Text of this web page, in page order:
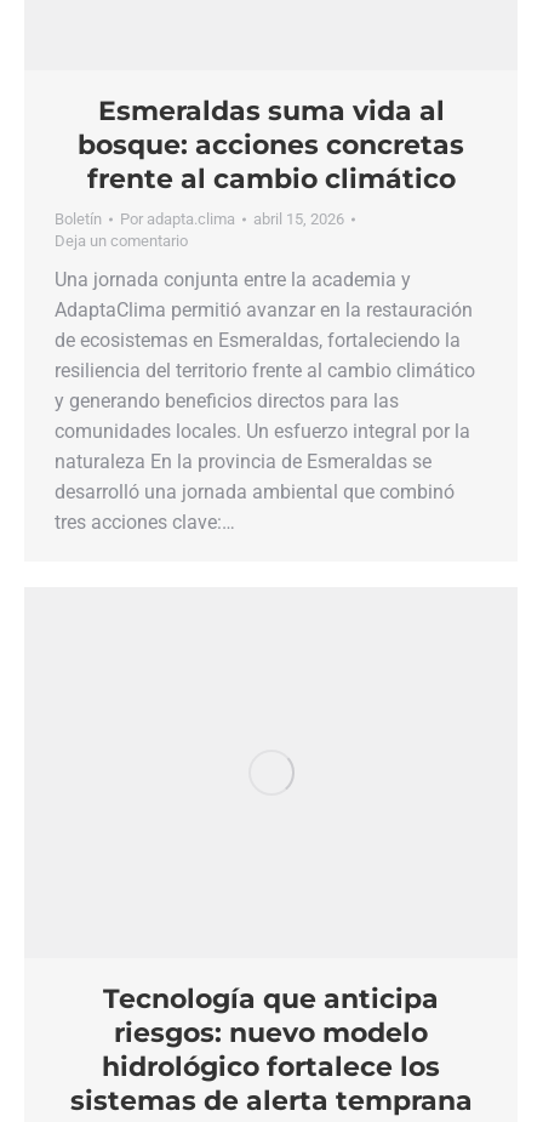
Esmeraldas suma vida al
bosque: acciones concretas
frente al cambio climático
Boletín Por adapta.clima
abril 15, 2026
Deja un comentario
Una jornada conjunta entre la academia y
AdaptaClima permitió avanzar en la restauración
de ecosistemas en Esmeraldas, fortaleciendo la
resiliencia del territorio frente al cambio climático
y generando beneficios directos para las
comunidades locales. Un esfuerzo integral por la
naturaleza En la provincia de Esmeraldas se
desarrolló una jornada ambiental que combinó
tres acciones clave:…
Tecnología que anticipa
riesgos: nuevo modelo
hidrológico fortalece los
sistemas de alerta temprana